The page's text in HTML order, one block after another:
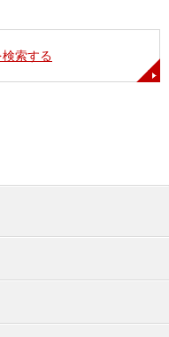
索する